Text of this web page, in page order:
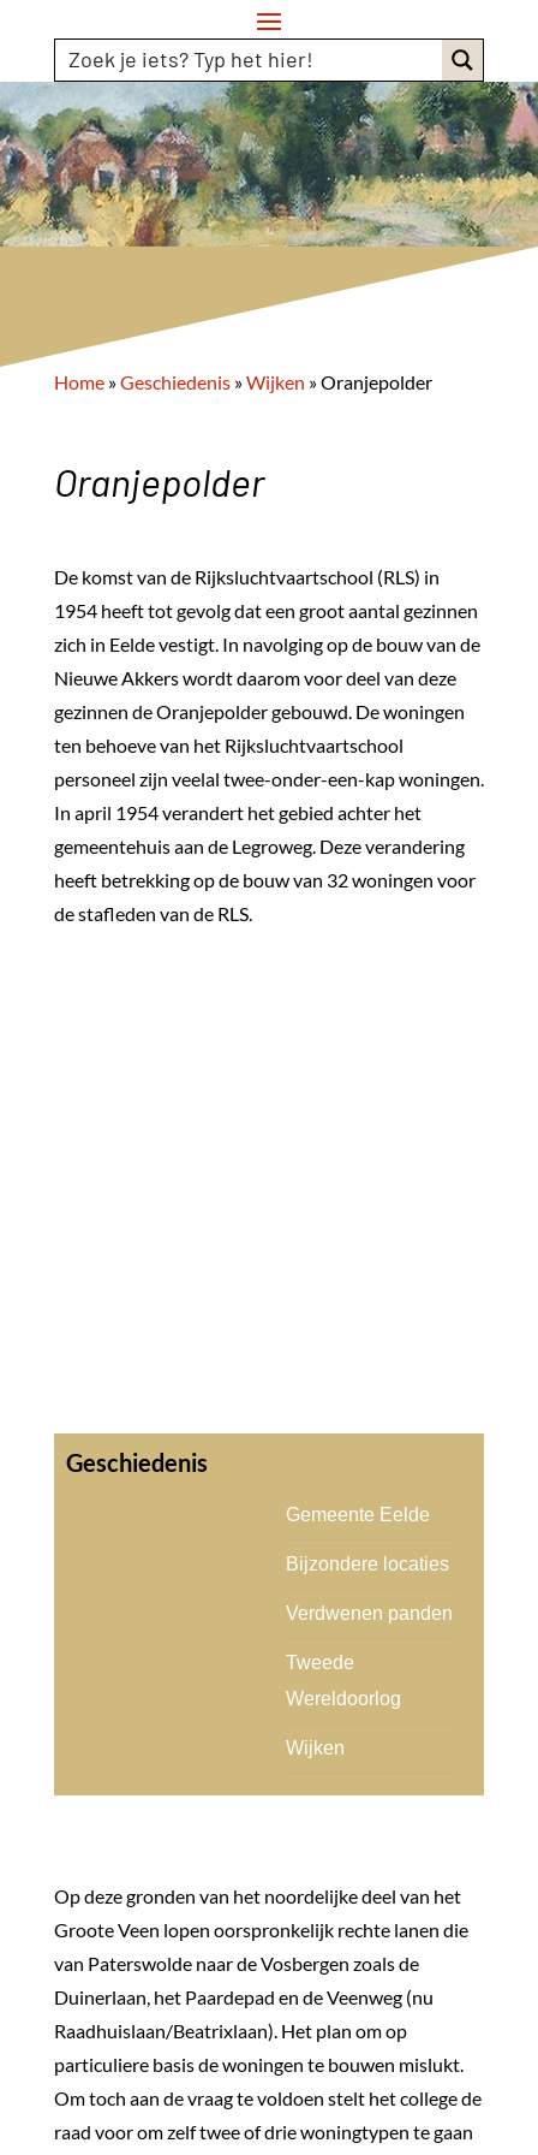
Home»Geschiedenis»Wijken »Oranjepolder
Oranjepolder
De komst van de Rijksluchtvaartschool (RLS) in
1954 heeft tot gevolg dat een groot aantal gezinnen
zich in Eelde vestigt. In navolging op de bouw van de
Nieuwe Akkers wordt daarom voor deel van deze
gezinnen de Oranjepolder gebouwd. De woningen
ten behoeve van het Rijksluchtvaartschool
personeel zijn veelal twee-onder-een-kap woningen.
In april 1954 verandert het gebied achter het
gemeentehuis aan de Legroweg. Deze verandering
heeft betrekking op de bouw van 32 woningen voor
de stafleden van de RLS.
Gemeente Eelde
Bijzondere locaties
Verdwenen panden
Tweede
Wereldoorlog
Wijken
Op deze gronden van het noordelijke deel van het
Groote Veen lopen oorspronkelijk rechte lanen die
van Paterswolde naar de Vosbergen zoals de
Duinerlaan, het Paardepad en de Veenweg (nu
Raadhuislaan/Beatrixlaan). Het plan om op
particuliere basis de woningen te bouwen mislukt.
Om toch aan de vraag te voldoen stelt het college de
raad voor om zelf twee of drie woningtypen te gaan